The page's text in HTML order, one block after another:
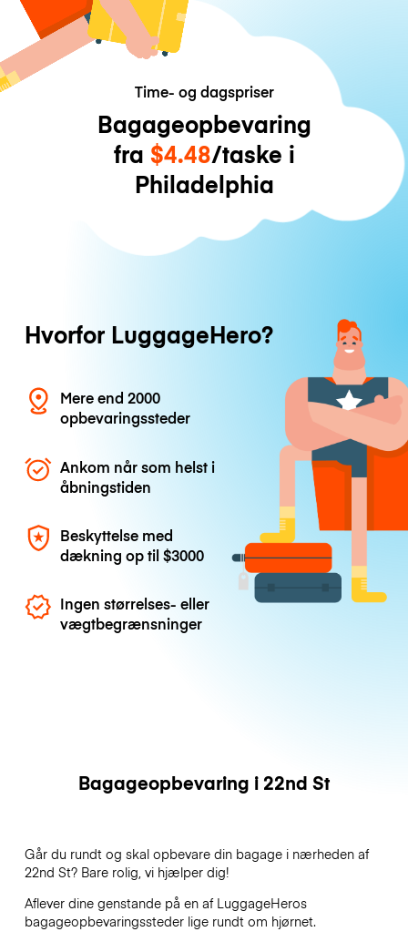
Time- og dagspriser
Bagageopbevaring
fra $4.48/taske i
Philadelphia
Hvorfor LuggageHero?
Mere end 2000
opbevaringssteder
Ankom når som helst i
åbningstiden
Beskyttelse med
dækning op til$3000
Ingen størrelses- eller
vægtbegrænsninger
Bagageopbevaring i 22nd St
Går du rundt og skal opbevare din bagage i nærheden af
22nd St? Bare rolig, vi hjælper dig!
Aflever dine genstande på en af LuggageHeros
bagageopbevaringssteder lige rundt om hjørnet.